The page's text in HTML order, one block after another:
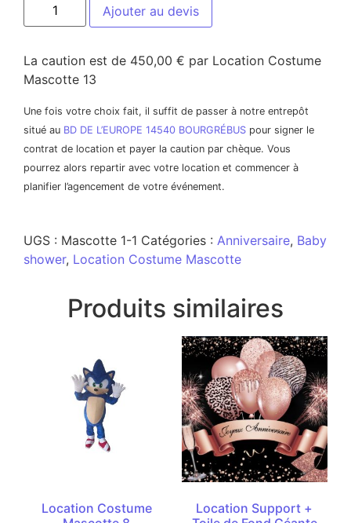
Ajouter au devis
La caution est de 450,00 € par Location Costume
Mascotte 13
Une fois votre choix fait, il suffit de passer à notre entrepôt
situé au BD DE L’EUROPE 14540 BOURGRÉBUS pour signer le
contrat de location et payer la caution par chèque. Vous
pourrez alors repartir avec votre location et commencer à
planifier l’agencement de votre événement.
UGS : Mascotte 1-1 Catégories : Anniversaire, Baby
shower, Location Costume Mascotte
Produits similaires
Location Costume
Location Support +